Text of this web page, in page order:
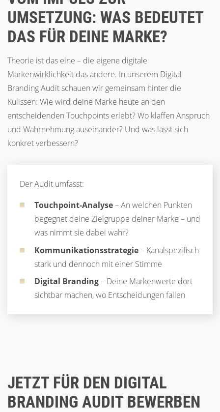
UMSETZUNG: WAS BEDEUTET
DAS FÜR DEINE MARKE?
Theorie ist das eine – die eigene digitale
Markenwirklichkeit das andere. In unserem Digital
Branding Audit schauen wir gemeinsam hinter die
Kulissen: Wie wird deine Marke heute an den
entscheidenden Touchpoints erlebt? Wo klaffen Anspruch
und Wahrnehmung auseinander? Und was lässt sich
konkret verbessern?
Der Audit umfasst:
Touchpoint-Analyse– An welchen Punkten
begegnet deine Zielgruppe deiner Marke – und
was nimmt sie dabei wahr?
Kommunikationsstrategie– Kanalspezifisch
stark und dennoch mit einer Stimme
Digital Branding– Deine Markenwerte dort
sichtbar machen, wo Entscheidungen fallen
JETZT FÜR DEN DIGITAL
BRANDING AUDIT BEWERBEN